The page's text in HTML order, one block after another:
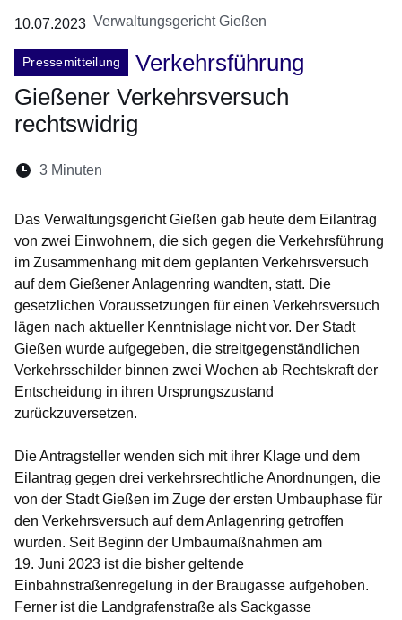
10.07.2023 Verwaltungsgericht Gießen
Pressemitteilung
Verkehrsführung
Gießener Verkehrsversuch
rechtswidrig
Lesedauer:
3 Minuten
Das Verwaltungsgericht Gießen gab heute dem Eilantrag
von zwei Einwohnern, die sich gegen die Verkehrsführung
im Zusammenhang mit dem geplanten Verkehrsversuch
auf dem Gießener Anlagenring wandten, statt. Die
gesetzlichen Voraussetzungen für einen Verkehrsversuch
lägen nach aktueller Kenntnislage nicht vor. Der Stadt
Gießen wurde aufgegeben, die streitgegenständlichen
Verkehrsschilder binnen zwei Wochen ab Rechtskraft der
Entscheidung in ihren Ursprungszustand
zurückzuversetzen.
Die Antragsteller wenden sich mit ihrer Klage und dem
Eilantrag gegen drei verkehrsrechtliche Anordnungen, die
von der Stadt Gießen im Zuge der ersten Umbauphase für
den Verkehrsversuch auf dem Anlagenring getroffen
wurden. Seit Beginn der Umbaumaßnahmen am
19. Juni 2023 ist die bisher geltende
Einbahnstraßenregelung in der Braugasse aufgehoben.
Ferner ist die Landgrafenstraße als Sackgasse